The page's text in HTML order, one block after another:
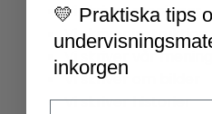
Vi skriver meningar
Vi skriver instruktion
Vi skriver vår mening
Vi skriver om bilder
Vi skriver historier
💛 Praktiska tips
inkorgen